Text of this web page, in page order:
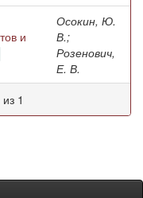
и
Осокин, Ю.
В.;
Розенович,
Е. В.
1